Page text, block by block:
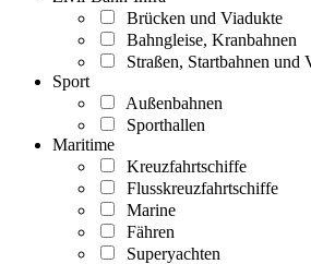
Brücken und Viadukte
Bahngleise, Kranbahnen
Straßen, Startbahnen und
Sport
Außenbahnen
Sporthallen
Maritime
Kreuzfahrtschiffe
Flusskreuzfahrtschiffe
Marine
Fähren
Superyachten